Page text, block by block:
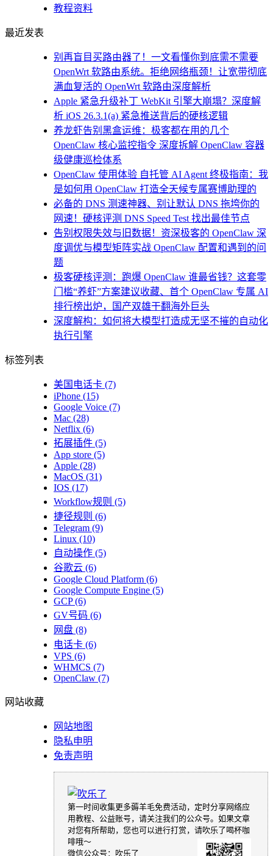
教程资料
最近发表
别再盲目买路由器了！一文看懂你到底需不需要
OpenWrt 软路由系统。拒绝网络瓶颈！让宽带彻底
满血复活的 OpenWrt 软路由深度解析
Apple 紧急升级补丁 WebKit 引擎大崩塌？深度解
析 iOS 26.3.1(a) 紧急推送背后的硬核逻辑
养龙虾告别黑盒运维：极客都在用的几个
OpenClaw 核心监控指令 深度拆解 OpenClaw 容器
级健康巡检体系
OpenClaw 使用体验 自托管 AI Agent 终极指南：我
是如何用 OpenClaw 打造全天候专属赛博助理的
必备的 DNS 测速神器、别让默认 DNS 拖垮你的
网速！硬核评测 DNS Speed Test 找出最佳节点
告别权限失效与旧数据！资深极客的 OpenClaw 深
度调优与模型矩阵实战 OpenClaw 配置和遇到的问
题
极客硬核评测：跑爆 OpenClaw 谁最省钱？这套零
门槛“养虾”方案建议收藏、首个 OpenClaw 专属 AI
排行榜出炉，国产双雄干翻海外巨头
深度解构：如何将大模型打造成无坚不摧的自动化
执行引擎
标签列表
美国电话卡 (7)
iPhone (15)
Google Voice (7)
Mac (28)
Netflix (6)
拓展插件 (5)
App store (5)
Apple (28)
MacOS (31)
IOS (17)
Workflow规则 (5)
捷径规则 (6)
Telegram (9)
Linux (10)
自动操作 (5)
谷歌云 (6)
Google Cloud Platform (6)
Google Compute Engine (5)
GCP(6)
GV号码 (6)
网盘 (8)
电话卡 (6)
VPS (6)
WHMCS (7)
OpenClaw (7)
网站收藏
网站地图
隐私申明
免责声明
第一时间收集更多薅羊毛免费活动，定时分享网络应
用教程、公益账号，请关注我们的公众号。如果文章
对您有所帮助，您也可以进行打赏，请吹乐了喝杯咖
啡哦～
微信公众号：吹乐了